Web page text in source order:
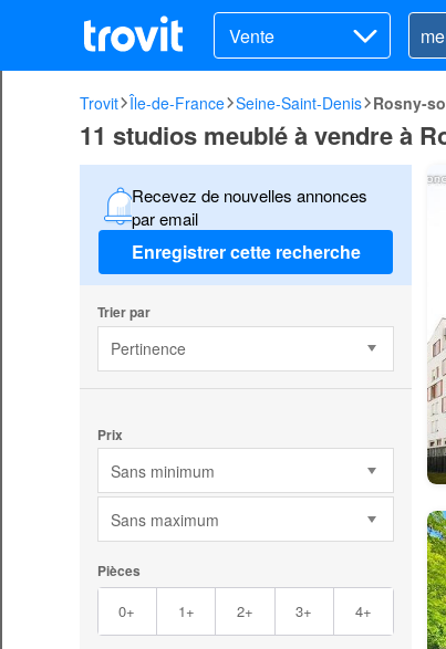
Vente
Trovit Île-de-France Seine-Saint-Denis Rosny-
11 studios meublé à vendre à
Recevez de nouvelles annonces
par email
Enregistrer cette recherche
Trier par
Pertinence
Prix
Sans minimum
Sans maximum
Pièces
0+ 1+ 2+ 3+ 4+